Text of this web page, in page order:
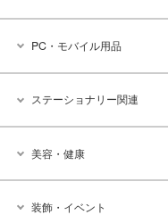
PC・モバイル用品
ステーショナリー関連
美容・健康
装飾・イベント